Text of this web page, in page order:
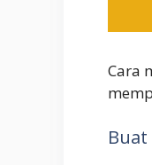
Cara
Buat